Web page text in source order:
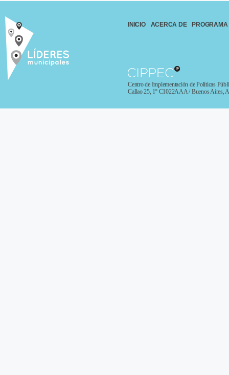
INICIO ACERCA DE PROGRAMA
Centro de Implementación de Políticas
Callao 25, 1º C1022AAA / Buenos Aires,